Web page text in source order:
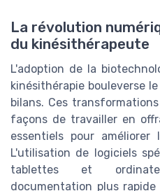
La révolution
du kinésithérapeute
L'adoption de la
kinésithérapie bouleverse
bilans. Ces
façons de travailler en
essentiels pour
L'utilisation de logiciels
tablettes et
documentation plus